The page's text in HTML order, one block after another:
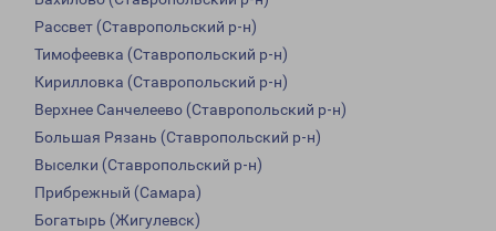
Рассвет (Ставропольский р-н)
Тимофеевка (Ставропольский р-н)
Кирилловка (Ставропольский р-н)
Верхнее Санчелеево (Ставропольский р-н)
Большая Рязань (Ставропольский р-н)
Выселки (Ставропольский р-н)
Прибрежный (Самара)
Богатырь (Жигулевск)